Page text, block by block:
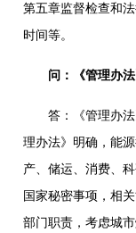
第五章监督检查和
时间等。
问：《管理办
答：《管理办法
理办法》明确，能
产、储运、消费、
国家秘密事项，相
部门职责，考虑城